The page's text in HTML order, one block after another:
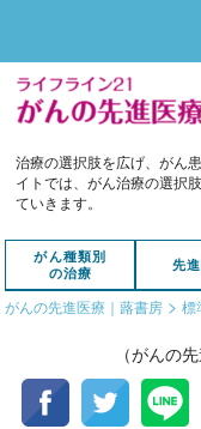
治療の選択肢を広げ、がん
イトでは、がん治療の選択
ていきます。
がん種類別
の治療
先
がんの先進医療｜蕗書房 >標
（がんの